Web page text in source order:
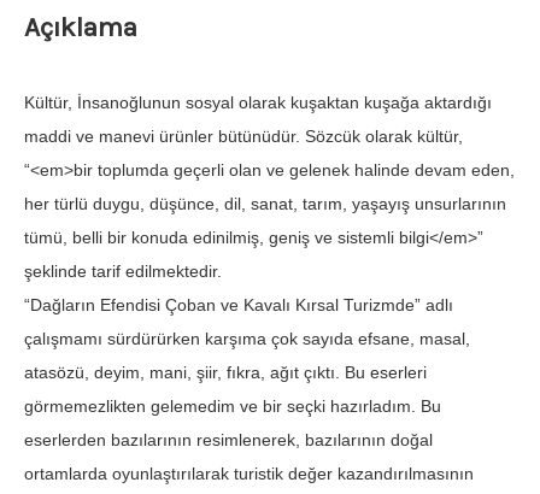
Açıklama
Kültür, İnsanoğlunun sosyal olarak kuşaktan kuşağa aktardığı
maddi ve manevi ürünler bütünüdür. Sözcük olarak kültür,
“<em>bir toplumda geçerli olan ve gelenek halinde devam eden,
her türlü duygu, düşünce, dil, sanat, tarım, yaşayış unsurlarının
tümü, belli bir konuda edinilmiş, geniş ve sistemli bilgi</em>”
şeklinde tarif edilmektedir.
“Dağların Efendisi Çoban ve Kavalı Kırsal Turizmde” adlı
çalışmamı sürdürürken karşıma çok sayıda efsane, masal,
atasözü, deyim, mani, şiir, fıkra, ağıt çıktı. Bu eserleri
görmemezlikten gelemedim ve bir seçki hazırladım. Bu
eserlerden bazılarının resimlenerek, bazılarının doğal
ortamlarda oyunlaştırılarak turistik değer kazandırılmasının